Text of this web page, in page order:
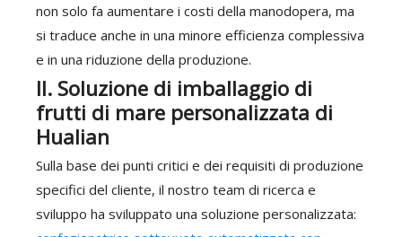
non solo fa aumentare i costi della manodopera, ma
si traduce anche in una minore efficienza complessiva
e in una riduzione della produzione.
II. Soluzione di imballaggio di
frutti di mare personalizzata di
Hualian
Sulla base dei punti critici e dei requisiti di produzione
specifici del cliente, il nostro team di ricerca e
sviluppo ha sviluppato una soluzione personalizzata: